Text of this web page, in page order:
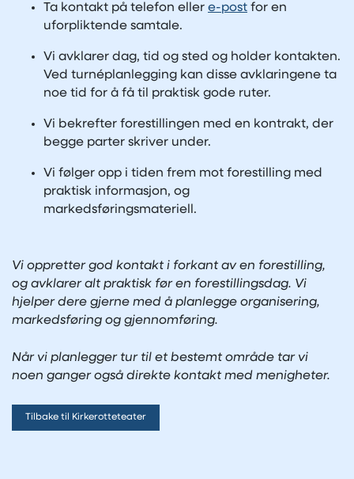
Ta kontakt på telefon eller e-post for en
uforpliktende samtale.
Vi avklarer dag, tid og sted og holder kontakten.
Ved turnéplanlegging kan disse avklaringene ta
noe tid for å få til praktisk gode ruter.
Vi bekrefter forestillingen med en kontrakt, der
begge parter skriver under.
Vi følger opp i tiden frem mot forestilling med
praktisk informasjon, og
markedsføringsmateriell.
Vi oppretter god kontakt i forkant av en forestilling,
og avklarer alt praktisk før en forestillingsdag. Vi
hjelper dere gjerne med å planlegge organisering,
markedsføring og gjennomføring.
Når vi planlegger tur til et bestemt område tar vi
noen ganger også direkte kontakt med menigheter.
Tilbake til Kirkerotteteater